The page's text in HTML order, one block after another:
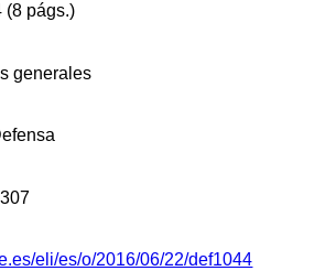
(8 págs.)
generales
eli/es/o/2016/06/22/def1044